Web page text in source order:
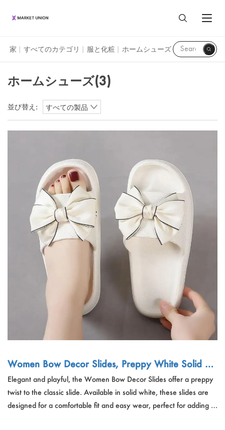
すべての商品
家と生活
ホーム＆ガーデン
時計とジュエリー
おもちゃと趣味
荷物、バッグ、ケース
アウトドアスポーツ
ペット製品
服と化粧
エージェントサービス
イーワ市場
広州市場
汕頭市場
私たちについて
マーケットユニオンの事業部門
お客様のレビュー
調達ガイド
イーワガイド
ブログ
ニュース
カタログ
Language
ENGLISH
Español
Pусский язык
Português
日本語
Français
한국어
ホームシューズ
家 | すべてのカテゴリ | 服と化粧 | ホームシューズ
ホームシューズ(3)
並び替え: すべての製品
Women Bow Decor Slides, Preppy White Solid Sli
des
Elegant and playful, the Women Bow Decor Slides offer a preppy
twist to the classic slide. Available in solid white, these slides are
designed for a comfortable fit and easy wear, perfect for adding a